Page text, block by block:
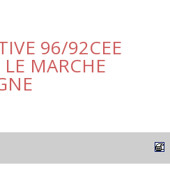
96/92CEE
MARCHE